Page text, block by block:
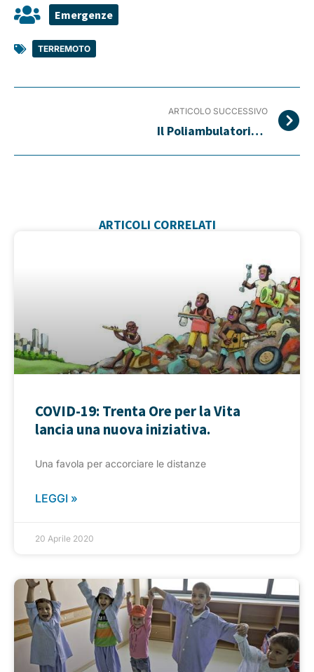
Emergenze
TERREMOTO
ARTICOLO SUCCESSIVO
Il Poliambulatorio di Concordia torna nella sua sede
ARTICOLI CORRELATI
COVID-19: Trenta Ore per la Vita
lancia una nuova iniziativa.
Una favola per accorciare le distanze
LEGGI »
20 Aprile 2020